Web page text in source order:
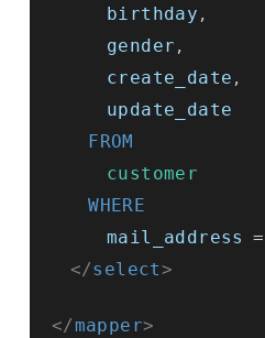
birthday ,
gender ,
create_date ,
update_date
FROM
customer
WHERE
mail_address =
</select>
</mapper>